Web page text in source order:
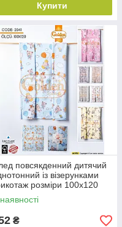
Купити
повсякденний дитячий
із візерунками
розміри 100х120
кольору міксом
₴